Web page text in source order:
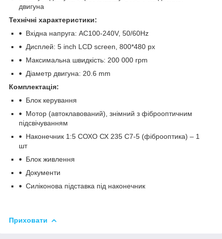
двигуна
Технічні характеристики:
Вхідна напруга: AC100-240V, 50/60Hz
Дисплей: 5 inch LCD screen, 800*480 px
Максимальна швидкість: 200 000 rpm
Діаметр двигуна: 20.6 mm
Комплектація:
Блок керування
Мотор (автоклавований), знімний з фіброоптичним
підсвічуванням
Наконечник 1:5 СОХО СХ 235 С7-5 (фіброоптика) – 1
шт
Блок живлення
Документи
Силіконова підставка під наконечник
Приховати